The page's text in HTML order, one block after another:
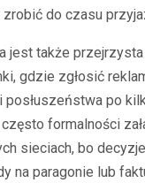
do czasu
jest także przejrzysta
gdzie zgłosić
posłuszeństwa po
formalności
sieciach, bo
na paragonie lub